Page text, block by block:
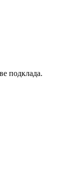
подклада.